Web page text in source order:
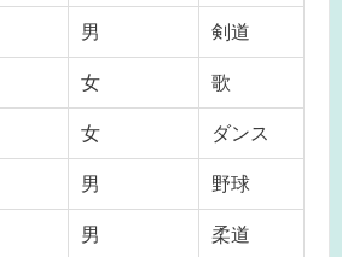
男 剣道
女 歌
女 ダンス
男 野球
男 柔道